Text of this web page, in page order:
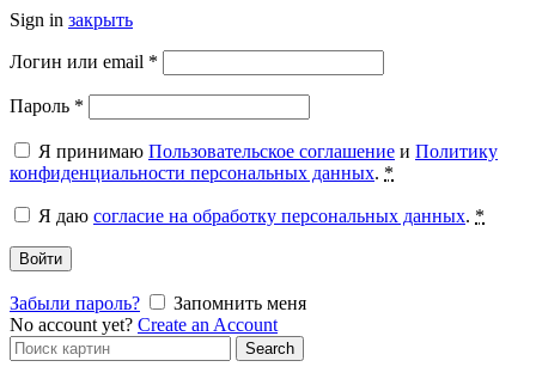
Sign in закрыть
Логин или email *
Пароль *
Я принимаю Пользовательское соглашение и Политику
конфиденциальности персональных данных. *
Я даю согласие на обработку персональных данных. *
Войти
Забыли пароль?
Запомнить меня
No account yet? Create an Account
Search
for:
Search